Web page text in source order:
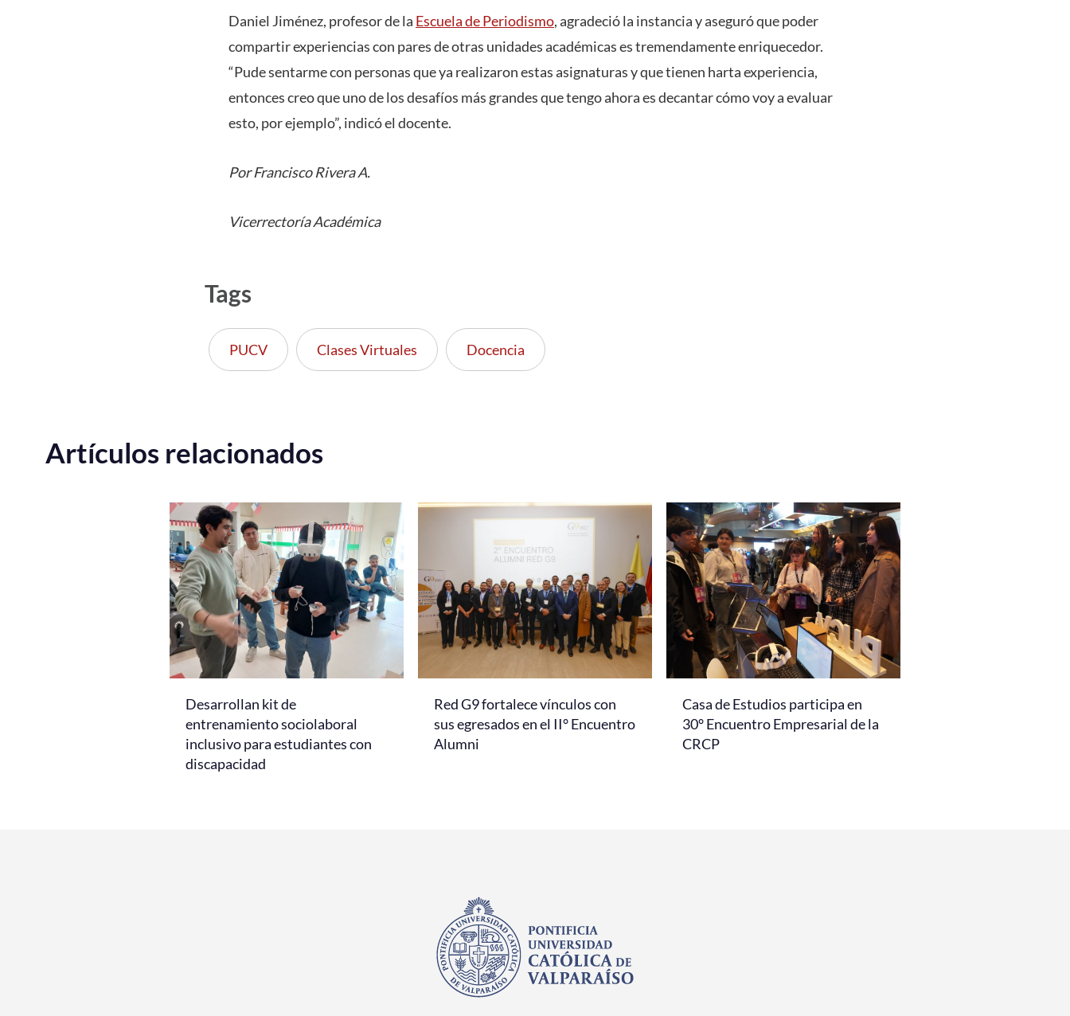
Daniel Jiménez, profesor de la Escuela de Periodismo, agradeció la instancia y aseguró que poder
compartir experiencias con pares de otras unidades académicas es tremendamente enriquecedor.
“Pude sentarme con personas que ya realizaron estas asignaturas y que tienen harta experiencia,
entonces creo que uno de los desafíos más grandes que tengo ahora es decantar cómo voy a evaluar
esto, por ejemplo”, indicó el docente.
Por Francisco Rivera A.
Vicerrectoría Académica
Tags
PUCV Clases Virtuales Docencia
Artículos relacionados
Desarrollan kit de
entrenamiento sociolaboral
inclusivo para estudiantes con
discapacidad
Red G9 fortalece vínculos con
sus egresados en el II° Encuentro
Alumni
Casa de Estudios participa en
30° Encuentro Empresarial de la
CRCP